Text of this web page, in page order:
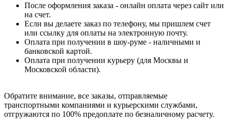
После оформления заказа - онлайн оплата через сайт или
на счет.
Если вы делаете заказ по телефону, мы пришлем счет
или ссылку для оплаты на электронную почту.
Оплата при получении в шоу-руме - наличными и
банковской картой.
Оплата при получении курьеру (для Москвы и
Московской области).
Обратите внимание, все заказы, отправляемые
транспортными компаниями и курьерскими службами,
отгружаются по 100% предоплате по безналичному расчету.